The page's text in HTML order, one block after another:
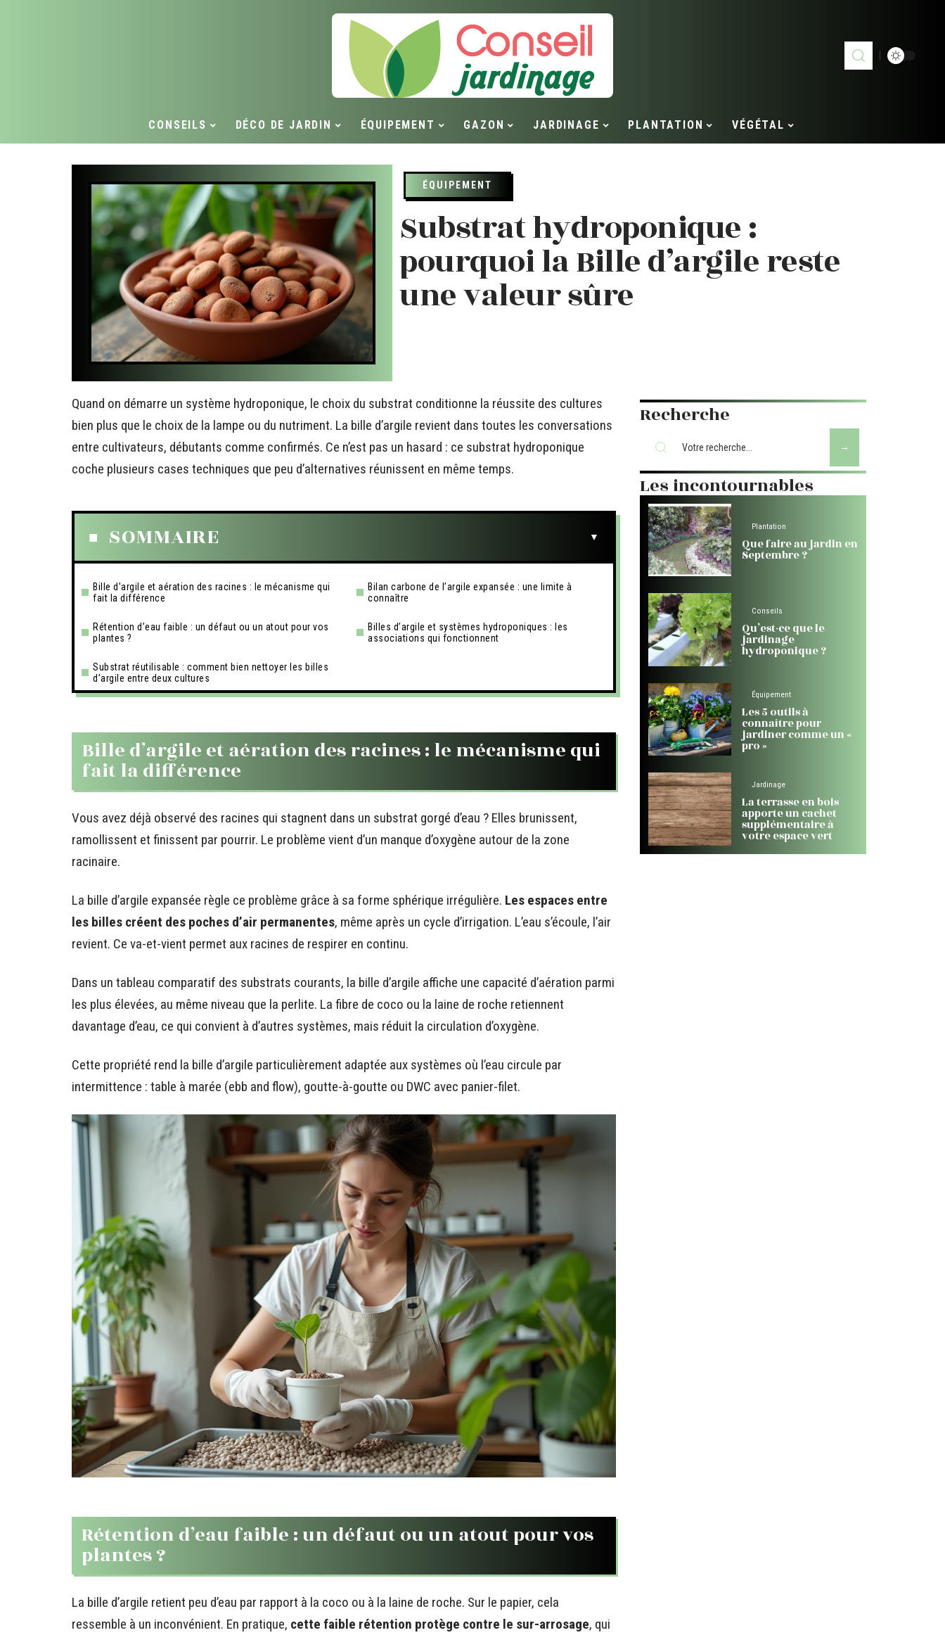
CONSEILS DÉCO DE JARDIN ÉQUIPEMENT GAZON JARDINAGE PLANTATION VÉGÉTAL
ÉQUIPEMENT
Substrat hydroponique :
pourquoi la Bille d’argile reste
une valeur sûre
Quand on démarre un système hydroponique, le choix du substrat conditionne la réussite des cultures
bien plus que le choix de la lampe ou du nutriment. La bille d’argile revient dans toutes les conversations
entre cultivateurs, débutants comme confirmés. Ce n’est pas un hasard : ce substrat hydroponique
coche plusieurs cases techniques que peu d’alternatives réunissent en même temps.
SOMMAIRE
Bille d’argile et aération des racines : le mécanisme qui
fait la différence
Rétention d’eau faible : un défaut ou un atout pour vos
plantes ?
Substrat réutilisable : comment bien nettoyer les billes
d’argile entre deux cultures
Bilan carbone de l’argile expansée : une limite à
connaître
Billes d’argile et systèmes hydroponiques : les
associations qui fonctionnent
Bille d’argile et aération des racines : le mécanisme qui
fait la différence
Vous avez déjà observé des racines qui stagnent dans un substrat gorgé d’eau ? Elles brunissent,
ramollissent et finissent par pourrir. Le problème vient d’un manque d’oxygène autour de la zone
racinaire.
La bille d’argile expansée règle ce problème grâce à sa forme sphérique irrégulière. Les espaces entre
les billes créent des poches d’air permanentes, même après un cycle d’irrigation. L’eau s’écoule, l’air
revient. Ce va-et-vient permet aux racines de respirer en continu.
Dans un tableau comparatif des substrats courants, la bille d’argile affiche une capacité d’aération parmi
les plus élevées, au même niveau que la perlite. La fibre de coco ou la laine de roche retiennent
davantage d’eau, ce qui convient à d’autres systèmes, mais réduit la circulation d’oxygène.
Cette propriété rend la bille d’argile particulièrement adaptée aux systèmes où l’eau circule par
intermittence : table à marée (ebb and flow), goutte-à-goutte ou DWC avec panier-filet.
Rétention d’eau faible : un défaut ou un atout pour vos
plantes ?
La bille d’argile retient peu d’eau par rapport à la coco ou à la laine de roche. Sur le papier, cela
ressemble à un inconvénient. En pratique, cette faible rétention protège contre le sur-arrosage, qui
Recherche
Les incontournables
Plantation
Que faire au jardin en
Septembre ?
Conseils
Qu’est-ce que le
jardinage
hydroponique ?
Équipement
Les 5 outils à
connaître pour
jardiner comme un «
pro »
Jardinage
La terrasse en bois
apporte un cachet
supplémentaire à
votre espace vert